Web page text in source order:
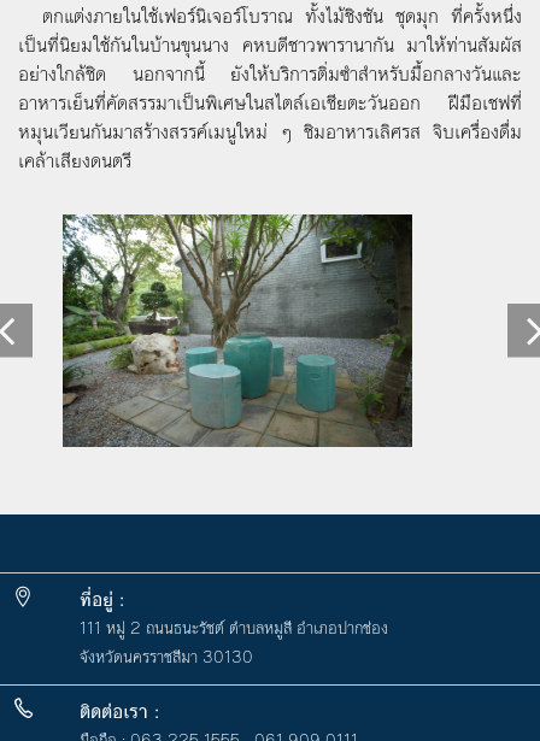
ตกแต่งภายในใช้เฟอร์นิเจอร์โบราณ ทั้งไม้ชิงชัน ชุดมุก ที่ครั้งหนึ่ง
เป็นที่นิยมใช้กันในบ้านขุนนาง คหบดีชาวพารานากัน มาให้ท่านสัมผัส
อย่างใกล้ชิด นอกจากนี้ ยังให้บริการติ่มซำสำหรับมื้อกลางวันและ
อาหารเย็นที่คัดสรรมาเป็นพิเศษในสไตล์เอเชียตะวันออก ฝีมือเชฟที่
หมุนเวียนกันมาสร้างสรรค์เมนูใหม่ ๆ ชิมอาหารเลิศรส จิบเครื่องดื่ม
เคล้าเสียงดนตรี
ที่อยู่ :
111 หมู่ 2 ถนนธนะรัชต์ ตำบลหมูสี อำเภอปากช่อง
จังหวัดนครราชสีมา 30130
ติดต่อเรา :